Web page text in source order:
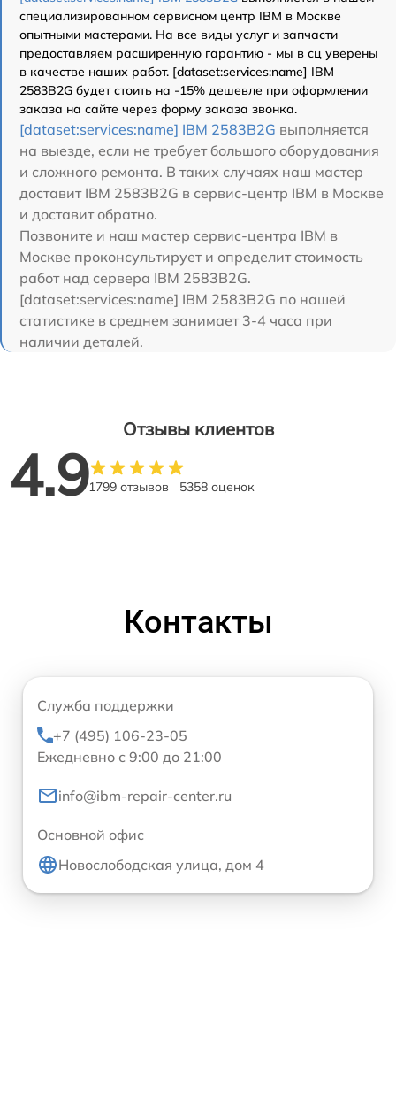
специализированном сервисном центр IBM в Москве
опытными мастерами. На все виды услуг и запчасти
предоставляем расширенную гарантию - мы в сц уверены
в качестве наших работ. [dataset:services:name] IBM
2583B2G будет стоить на -15% дешевле при оформлении
заказа на сайте через форму заказа звонка.
[dataset:services:name] IBM 2583B2G выполняется
на выезде, если не требует большого оборудования
и сложного ремонта. В таких случаях наш мастер
доставит IBM 2583B2G в сервис-центр IBM в Москве
и доставит обратно.
Позвоните и наш мастер сервис-центра IBM в
Москве проконсультирует и определит стоимость
работ над сервера IBM 2583B2G.
[dataset:services:name] IBM 2583B2G по нашей
статистике в среднем занимает 3-4 часа при
наличии деталей.
Отзывы клиентов
4.91799 отзывов 5358 оценок
Контакты
Служба поддержки
+7 (495) 106-23-05
Ежедневно с 9:00 до 21:00
info@ibm-repair-center.ru
Основной офис
Новослободская улица, дом 4